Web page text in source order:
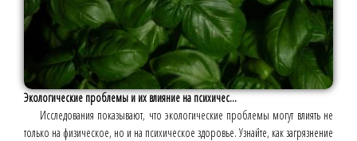
Экологические проблемы и их влияние на психичес...
Исследования показывают, что экологические проблемы могут влиять не
только на физическое, но и на психическое здоровье. Узнайте, как загрязнение